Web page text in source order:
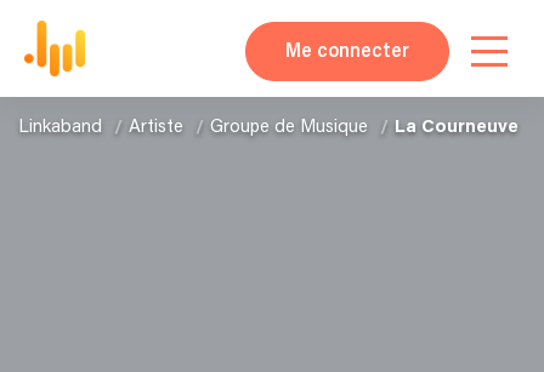
Me connecter
Linkaband Artiste Groupe de Musique La Courneuve